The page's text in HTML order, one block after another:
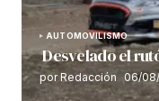
AUTOMOVILISMO
Desvelado el
por Redacción 06/08/